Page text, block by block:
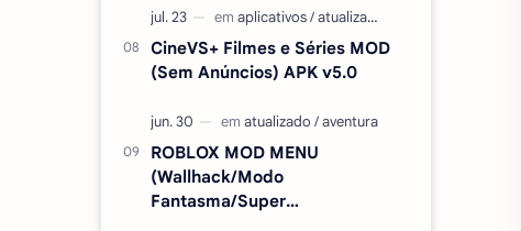
CineVS+ Filmes e Séries MOD
(Sem Anúncios) APK v5.0
ROBLOX MOD MENU
(Wallhack/Modo
Fantasma/Super